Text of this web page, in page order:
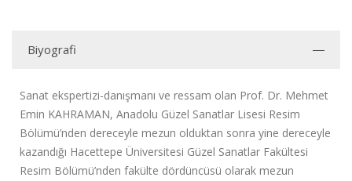
Biyografi
Sanat ekspertizi-danışmanı ve ressam olan Prof. Dr. Mehmet
Emin KAHRAMAN, Anadolu Güzel Sanatlar Lisesi Resim
Bölümü’nden dereceyle mezun olduktan sonra yine dereceyle
kazandığı Hacettepe Üniversitesi Güzel Sanatlar Fakültesi
Resim Bölümü’nden fakülte dördüncüsü olarak mezun